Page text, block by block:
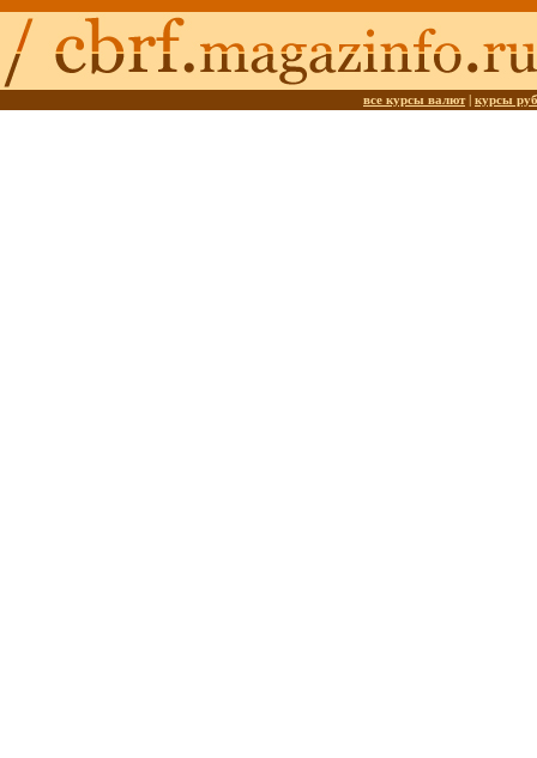
все курсы валют| курсы